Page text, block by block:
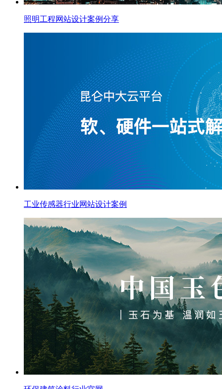
照明工程网站设计案例分享
工业传感器行业网站设计案例